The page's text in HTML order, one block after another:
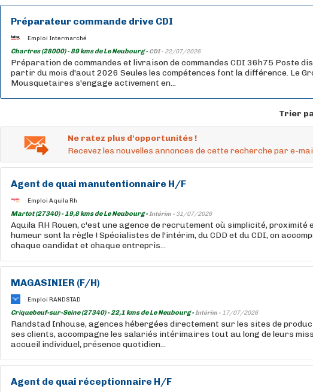
Préparateur commande drive CDI
Emploi Intermarché
Chartres (28000) - 89 kms de Le Neubourg -CDI - 22/07/2026
Préparation de commandes et livraison de commandes CDI 36h75 Poste
partir du mois d'aout 2026 Seules les compétences font la différence. Le
Mousquetaires s'engage activement en...
Trier
Ne ratez plus d'opportunités !
Recevez les nouvelles annonces de cette recherche par e-
Agent de quai manutentionnaire H/F
Emploi Aquila Rh
Martot (27340) - 19,8 kms de Le Neubourg -Intérim - 31/07/2026
Aquila RH Rouen, c'est une agence de recrutement où simplicité, proximité
humeur sont la règle ! Spécialistes de l'intérim, du CDD et du CDI, on
chaque candidat et chaque entrepris...
MAGASINIER (F/H)
Emploi RANDSTAD
Criquebeuf-sur-Seine (27340) - 22,1 kms de Le Neubourg -Intérim - 17/07/2026
Randstad Inhouse, agences hébergées directement sur les sites de
ses clients, accompagne les salariés intérimaires tout au long de leurs
accueil individuel, présence quotidien...
Agent de quai réceptionnaire H/F